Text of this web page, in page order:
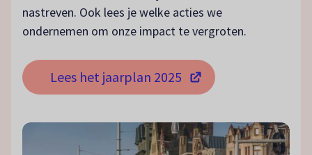
nastreven. Ook lees je welke acties we
ondernemen om onze impact te vergroten.
Lees het jaarplan 2025
(opent in een nieuw tabblad)